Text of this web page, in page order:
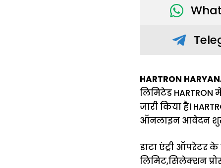
HARTRON
लिमिटेड HARTRON
जारी किया है।
ऑनलाइन आवेदन शुरू
डाटा एंट्री ऑपरेटर
लिमिट,सिलेक्शन